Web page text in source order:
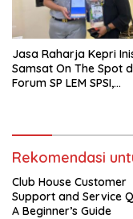
Jasa Raharja Kepri
Samsat On The Spot
Forum SP LEM SPSI,
Rekomendasi
Club House Customer
Support and Service
A Beginner’s Guide